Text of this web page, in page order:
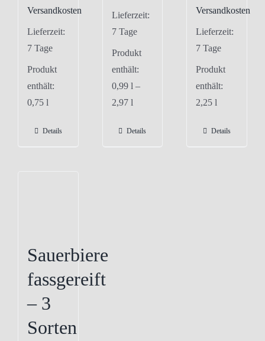
Versandkosten
Lieferzeit:
7 Tage
Produkt
enthält:
0,75 l
Details
Lieferzeit:
7 Tage
Produkt
enthält:
0,99 l –
2,97 l
Details
Versandkosten
Lieferzeit:
7 Tage
Produkt
enthält:
2,25l
Details
Sauerbiere
fassgereift
– 3
Sorten